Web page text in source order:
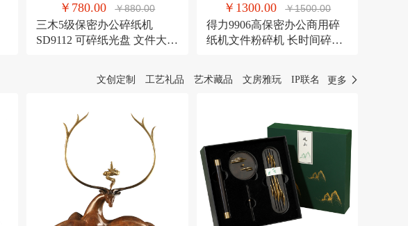
￥780.00 ￥880.00
三木5级保密办公碎纸机
SD9112 可碎纸光盘 文件大容
￥1300.00 ￥1500.00
得力9906高保密办公商用碎
纸机文件粉碎机 长时间碎纸
文创定制 工艺礼品 艺术藏品 文房雅玩 IP联名 更多